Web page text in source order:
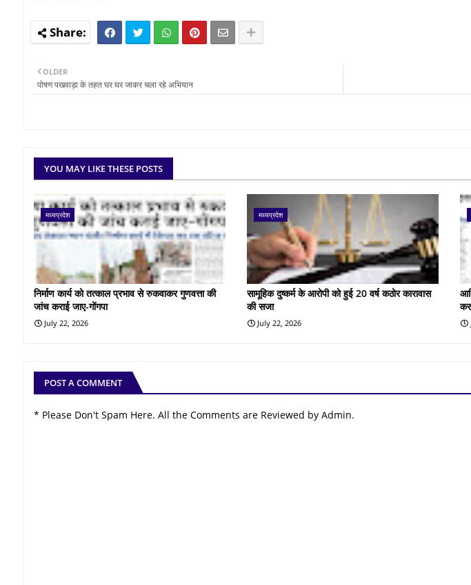
OLDER
पोषण पखवाड़ा के तहत घर घर जाकर चला रहे अभियान
YOU MAY LIKE THESE POSTS
मध्यप्रदेश
निर्माण कार्य को तत्काल प्रभाव से रुकवाकर गुणवत्ता की
जांच कराई जाए-गोंगपा
July 22, 2026
मध्यप्रदेश
सामूहिक दुष्कर्म के आरोपी को हुई 20 वर्ष कठोर कारावास
की सजा
July 22, 2026
POST A COMMENT
* Please Don't Spam Here. All the Comments are Reviewed by Admin.